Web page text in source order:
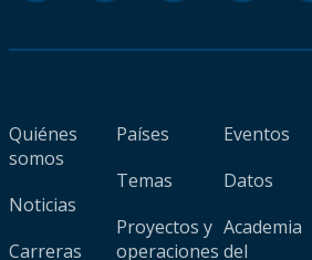
Quiénes
somos
Noticias
Carreras
Países
Temas
Proyectos y
operaciones
Eventos
Datos
Academia
del